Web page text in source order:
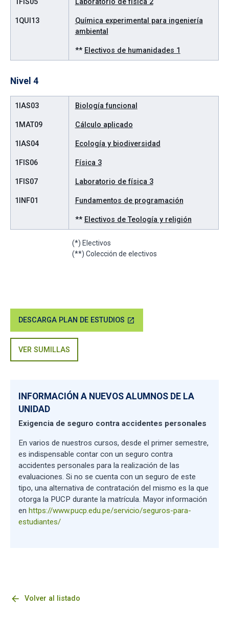
1FIS05 Laboratorio de física 2
1QUI13
Química experimental para ingeniería
ambiental
** Electivos de humanidades 1
Nivel 4
1IAS03 Biología funcional
1MAT09 Cálculo aplicado
1IAS04 Ecología y biodiversidad
1FIS06 Física 3
1FIS07 Laboratorio de física 3
1INF01 Fundamentos de programación
** Electivos de Teología y religión
(*) Electivos
(**) Colección de electivos
DESCARGA PLAN DE ESTUDIOS open_in_new
VER SUMILLAS
INFORMACIÓN A NUEVOS ALUMNOS DE LA
UNIDAD
Exigencia de seguro contra accidentes personales
En varios de nuestros cursos, desde el primer semestre,
es indispensable contar con un seguro contra
accidentes personales para la realización de las
evaluaciones. Si no se cuenta con un seguro de este
tipo, una alternativa de contratación del mismo es la que
otorga la PUCP durante la matrícula. Mayor información
en https://www.pucp.edu.pe/servicio/seguros-para-
estudiantes/
arrow_back Volver al listado